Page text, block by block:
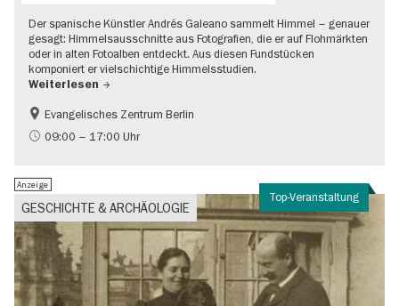
Der spanische Künstler Andrés Galeano sammelt Himmel – genauer
gesagt: Himmelsausschnitte aus Fotografien, die er auf Flohmärkten
oder in alten Fotoalben entdeckt. Aus diesen Fundstücken
komponiert er vielschichtige Himmelsstudien.
Weiterlesen
Gratis
Evangelisches Zentrum Berlin
09:00 – 17:00 Uhr
Top-Veranstaltung
GESCHICHTE & ARCHÄOLOGIE
Anzeige